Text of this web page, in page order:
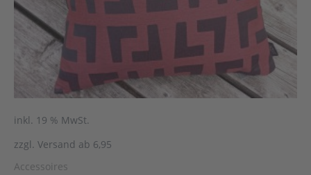
inkl. 19 % MwSt.
zzgl. Versand ab 6,95
Accessoires